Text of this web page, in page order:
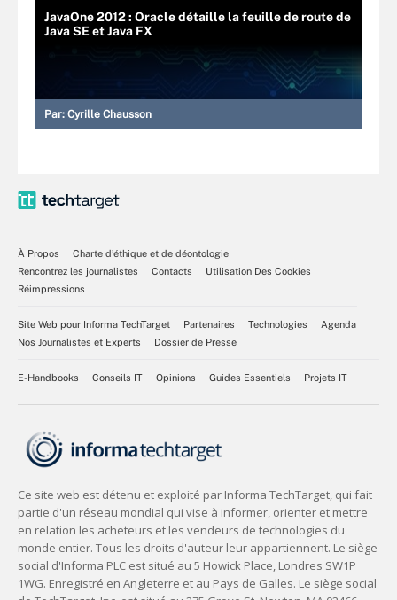
JavaOne 2012 : Oracle détaille la feuille de route de
Java SE et Java FX
Par: Cyrille Chausson
À Propos
Charte d’éthique et de déontologie
Rencontrez les journalistes
Contacts
Utilisation Des Cookies
Réimpressions
Site Web pour Informa TechTarget Partenaires Technologies
Agenda
Nos Journalistes et Experts
Dossier de Presse
E-Handbooks Conseils IT Opinions Guides Essentiels Projets IT